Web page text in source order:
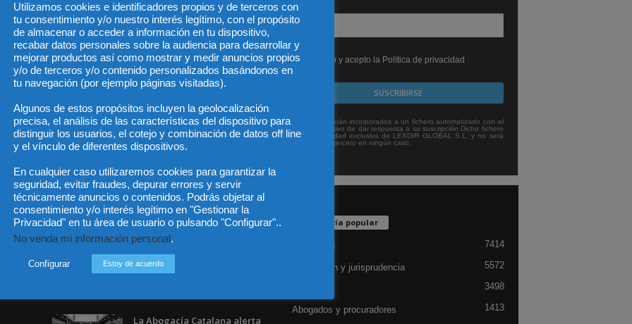
He leído y acepto la Política de privacidad
Sus datos serán incorporados a un fichero automatizado con el
objeto exclusivo de dar respuesta a su suscripción Dicho fichero
es de titularidad exclusiva de LEXDIR GLOBAL S.L. y no será
cedido a un tercero en ningún caso.
Incluso más noticias
Especialización total: por
qué TBF Abogados es el
referente en derecho...
La Abogacía Catalana alerta
Categoría popular
7414
Legislación y jurisprudencia 5572
3498
Abogados y procuradores
1413
Utilizamos cookies e identificadores propios y de terceros con
tu consentimiento y/o nuestro interés legítimo, con el propósito
de almacenar o acceder a información en tu dispositivo,
recabar datos personales sobre la audiencia para desarrollar y
mejorar productos así como mostrar y medir anuncios propios
y/o de terceros y/o contenido personalizados basándonos en
tu navegación (por ejemplo páginas visitadas).
Algunos de estos propósitos incluyen la geolocalización
precisa, el análisis de las características del dispositivo para
distinguir los usuarios, el cotejo y combinación de datos off line
y el vínculo de diferentes dispositivos.
En cualquier caso utilizaremos cookies para garantizar la
seguridad, evitar fraudes, depurar errores y servir
técnicamente anuncios o contenidos. Podrás objetar al
consentimiento y/o interés legítimo en "Gestionar la
Privacidad" en tu área de usuario o pulsando "Configurar"..
No venda mi información personal.
Configurar Estoy de acuerdo